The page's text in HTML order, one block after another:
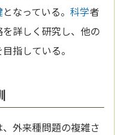
となっている。科学者
詳しく研究し、他の
指している。
外来種問題の複雑さ